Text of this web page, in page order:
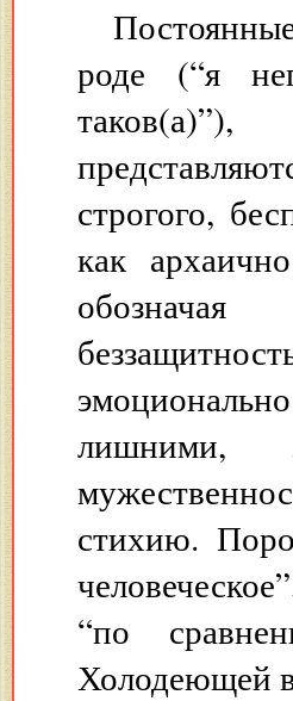
роде (“я
строгого,
как
лишними,
стихию.
“по
Холодеющей